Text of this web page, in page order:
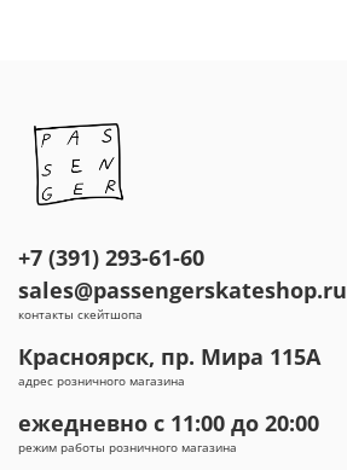
+7 (391) 293-61-60
sales@passengerskateshop.ru
контакты скейтшопа
Красноярск, пр. Мира 115А
адрес розничного магазина
ежедневно с 11:00 до 20:00
режим работы розничного магазина